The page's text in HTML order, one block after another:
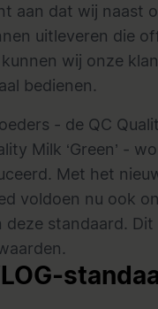
aan dat wij naast
uitleveren die
wij onze
bedienen.
- de QC
Milk ‘Green’ -
Met het
voldoen nu ook
deze standaard.